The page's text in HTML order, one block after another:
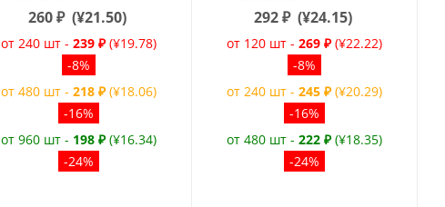
260₽ (¥21.50)
от 240 шт - 239 ₽ (¥19.78)
-8%
от 480 шт - 218 ₽ (¥18.06)
-16%
от 960 шт - 198 ₽ (¥16.34)
-24%
292₽ (¥24.15)
от 120 шт - 269 ₽ (¥22.22)
-8%
от 240 шт - 245 ₽ (¥20.29)
-16%
от 480 шт - 222 ₽ (¥18.35)
-24%